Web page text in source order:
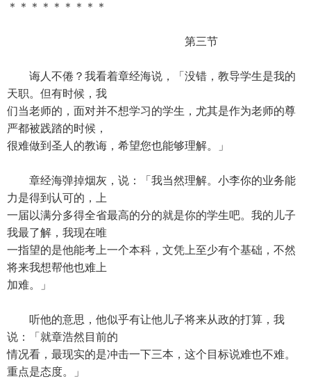
＊＊＊＊＊＊＊＊＊
第三节
诲人不倦？我看着章经海说，「没错，教导学生是我的
天职。但有时候，我
们当老师的，面对并不想学习的学生，尤其是作为老师的尊
严都被践踏的时候，
很难做到圣人的教诲，希望您也能够理解。」
章经海弹掉烟灰，说：「我当然理解。小李你的业务能
力是得到认可的，上
一届以满分多得全省最高的分的就是你的学生吧。我的儿子
我最了解，我现在唯
一指望的是他能考上一个本科，文凭上至少有个基础，不然
将来我想帮他也难上
加难。」
听他的意思，他似乎有让他儿子将来从政的打算，我
说：「就章浩然目前的
情况看，最现实的是冲击一下三本，这个目标说难也不难。
重点是态度。」